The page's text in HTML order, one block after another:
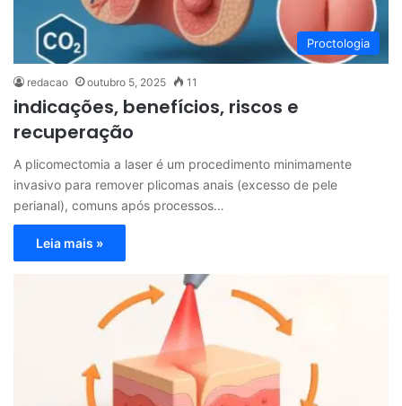
Proctologia
redacao outubro 5, 2025 11
indicações, benefícios, riscos e
recuperação
A plicomectomia a laser é um procedimento minimamente
invasivo para remover plicomas anais (excesso de pele
perianal), comuns após processos…
Leia mais »